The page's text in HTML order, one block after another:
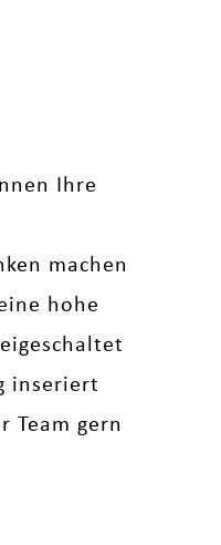
Ihre
machen
hohe
inseriert
Team gern